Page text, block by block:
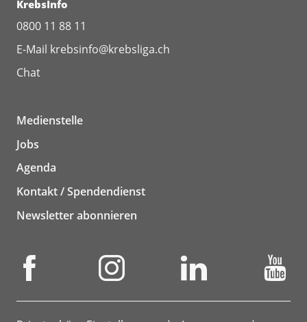
KrebsInfo
0800 11 88 11
E-Mail krebsinfo@krebsliga.ch
Chat
Medienstelle
Jobs
Agenda
Kontakt / Spendendienst
Newsletter abonnieren